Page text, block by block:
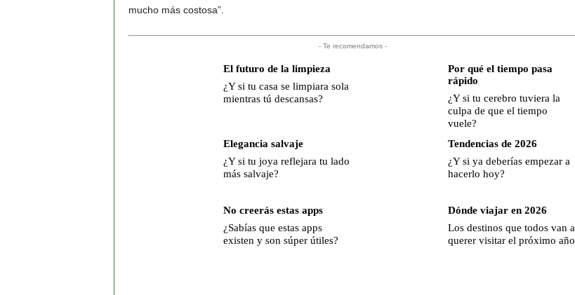
mucho más costosa”.
- Te recomendamos -
El futuro de la limpieza
¿Y si tu casa se limpiara sola
mientras tú descansas?
Por qué el tiempo pasa
rápido
¿Y si tu cerebro tuviera la
culpa de que el tiempo
vuele?
Elegancia salvaje
¿Y si tu joya reflejara tu lado
más salvaje?
Tendencias de 2026
¿Y si ya deberías empezar a
hacerlo hoy?
No creerás estas apps
¿Sabías que estas apps
existen y son súper útiles?
Dónde viajar en 2026
Los destinos que todos van a
querer visitar el próximo año